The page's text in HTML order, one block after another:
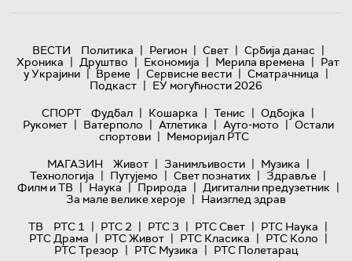
ВЕСТИ Политика | Регион | Свет | Србија данас |
Хроника | Друштво | Економија | Мерила времена | Рат
у Украјини | Време | Сервисне вести | Сматрачница |
Подкаст | ЕУ могућности 2026
СПОРТ
Фудбал | Кошарка | Тенис | Одбојка |
Рукомет | Ватерполо | Атлетика | Ауто-мото | Остали
спортови | Меморијал РТС
МАГАЗИН
Живот | Занимљивости | Музика |
Технологијa | Путујемо | Свет познатих | Здравље |
Филм и ТВ | Наука | Природа | Дигитални предузетник |
За мале велике хероје | Наизглед здрав
ТВ
РТС 1 | РТС 2 | РТС 3 | РТС Свет | РТС Наука |
РТС Драма | РТС Живот | РТС Класика | РТС Коло |
РТС Трезор | РТС Музика | РТС Полетарац